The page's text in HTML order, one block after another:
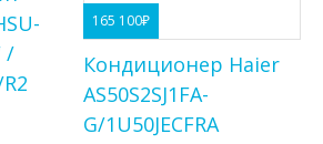
/
165 100₽
Кондиционер Haier
AS50S2SJ1FA-
G/1U50JECFRA